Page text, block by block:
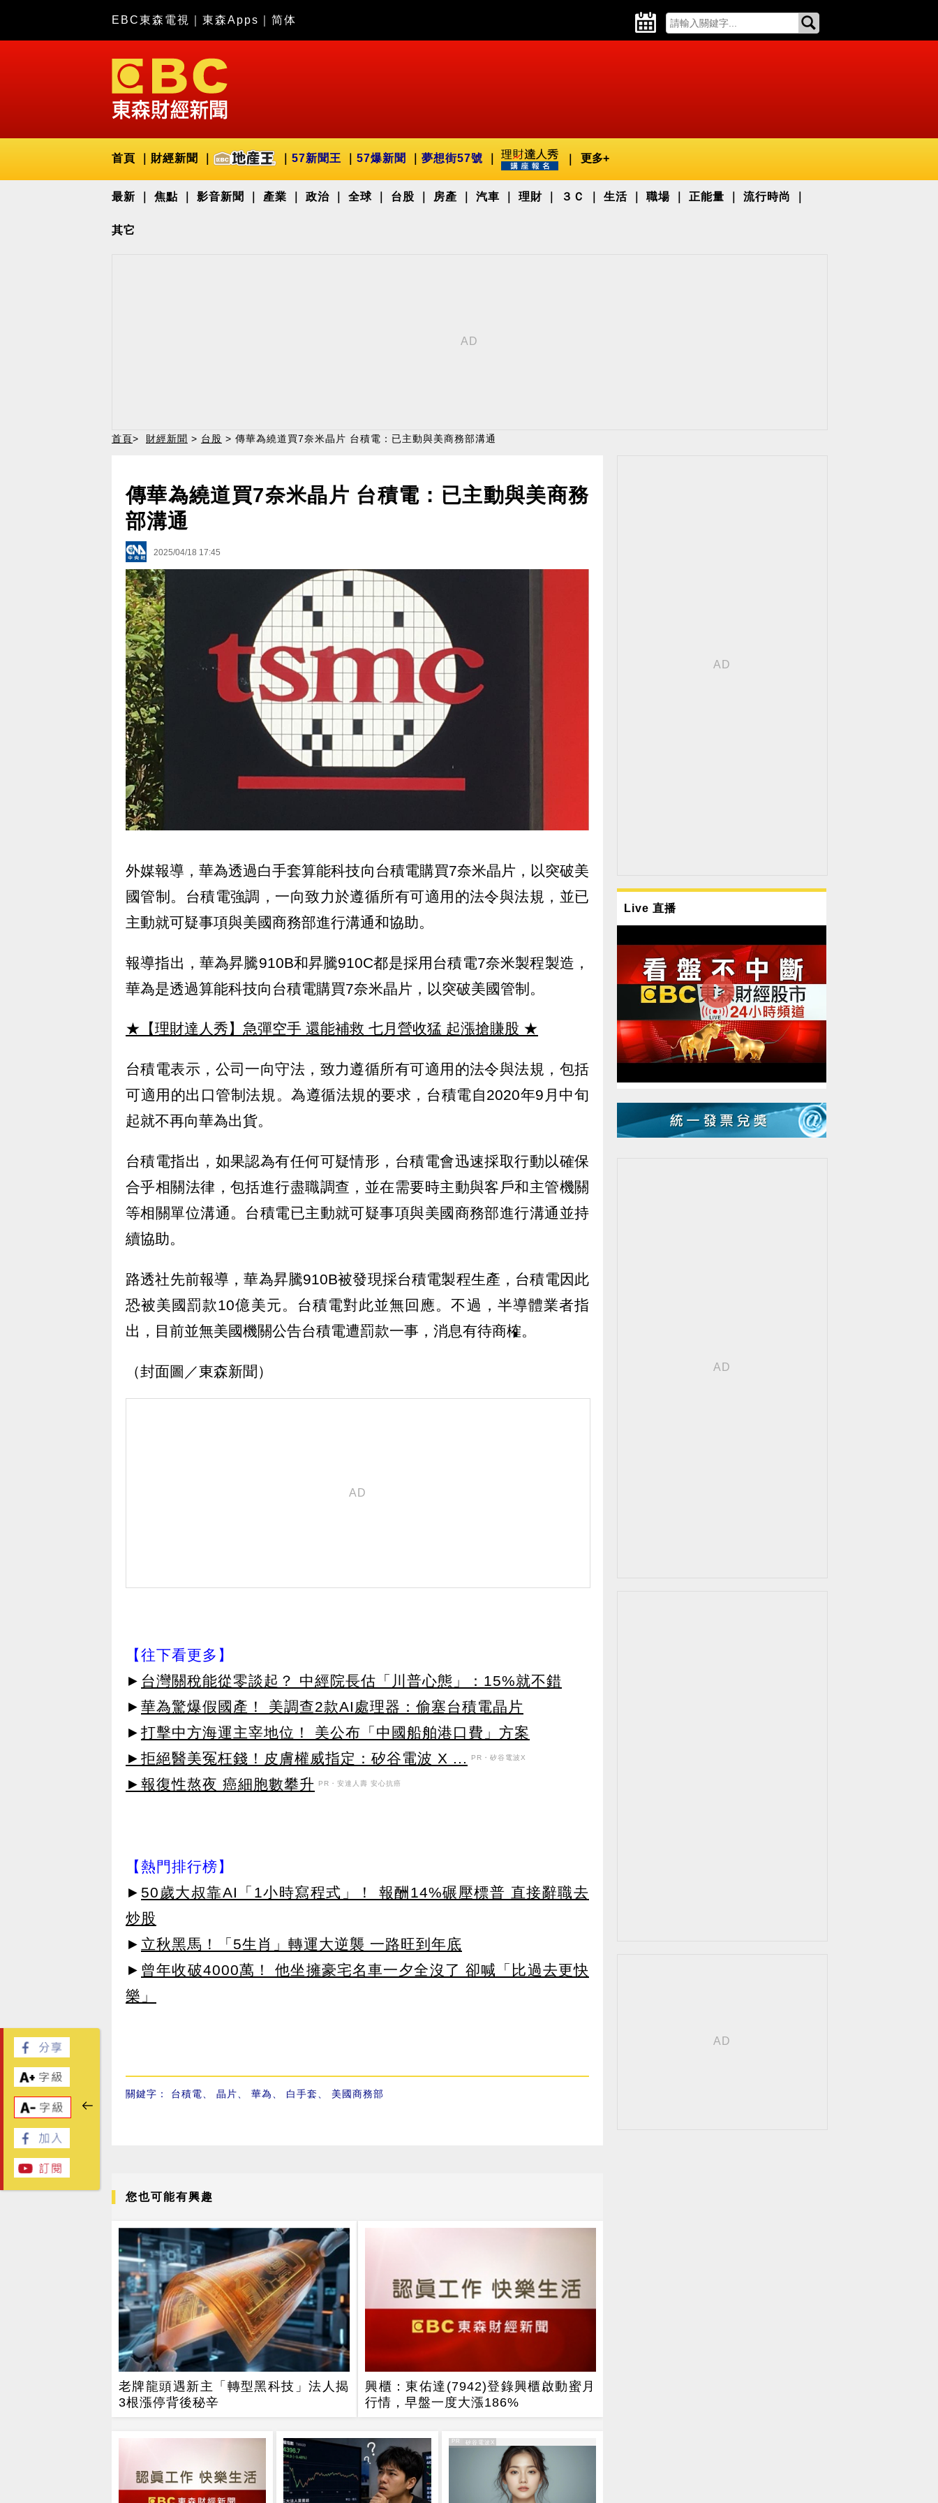
EBC東森電視 東森Apps 简体
首頁 財經新聞 57新聞王 57爆新聞 夢想街57號 更多+
最新 焦點 影音新聞 產業 政治 全球 台股 房產 汽車 理財 ３Ｃ 生活 職場 正能量 流行時尚
其它
首頁> 財經新聞 > 台股 > 傳華為繞道買7奈米晶片 台積電：已主動與美商務部溝通
傳華為繞道買7奈米晶片 台積電：已主動與美商務
部溝通
2025/04/18 17:45
外媒報導，華為透過白手套算能科技向台積電購買7奈米晶片，以突破美
國管制。台積電強調，一向致力於遵循所有可適用的法令與法規，並已
主動就可疑事項與美國商務部進行溝通和協助。
報導指出，華為昇騰910B和昇騰910C都是採用台積電7奈米製程製造，
華為是透過算能科技向台積電購買7奈米晶片，以突破美國管制。
★【理財達人秀】急彈空手 還能補救 七月營收猛 起漲搶賺股 ★
台積電表示，公司一向守法，致力遵循所有可適用的法令與法規，包括
可適用的出口管制法規。為遵循法規的要求，台積電自2020年9月中旬
起就不再向華為出貨。
台積電指出，如果認為有任何可疑情形，台積電會迅速採取行動以確保
合乎相關法律，包括進行盡職調查，並在需要時主動與客戶和主管機關
等相關單位溝通。台積電已主動就可疑事項與美國商務部進行溝通並持
續協助。
路透社先前報導，華為昇騰910B被發現採台積電製程生產，台積電因此
恐被美國罰款10億美元。台積電對此並無回應。不過，半導體業者指
出，目前並無美國機關公告台積電遭罰款一事，消息有待商榷。
（封面圖／東森新聞）
【往下看更多】
► 台灣關稅能從零談起？ 中經院長估「川普心態」：15%就不錯
► 華為驚爆假國產！ 美調查2款AI處理器：偷塞台積電晶片
► 打擊中方海運主宰地位！ 美公布「中國船舶港口費」方案
►拒絕醫美冤枉錢！皮膚權威指定：矽谷電波 X ...
PR・矽谷電波X
►報復性熬夜 癌細胞數攀升 PR・安達人壽 安心抗癌
【熱門排行榜】
► 50歲大叔靠AI「1小時寫程式」！ 報酬14%碾壓標普 直接辭職去
炒股
► 立秋黑馬！「5生肖」轉運大逆襲 一路旺到年底
► 曾年收破4000萬！ 他坐擁豪宅名車一夕全沒了 卻喊「比過去更快
樂」
關鍵字： 台積電 晶片 華為 白手套 美國商務部
您也可能有興趣
老牌龍頭遇新主「轉型黑科技」法人揭
3根漲停背後秘辛
興櫃：東佑達(7942)登錄興櫃啟動蜜月
行情，早盤一度大漲186%
PR
PR・矽谷電波X
Live 直播